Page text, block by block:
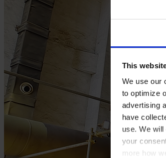
This
We use our
to optimize
advertising
have
use. We
your
more how